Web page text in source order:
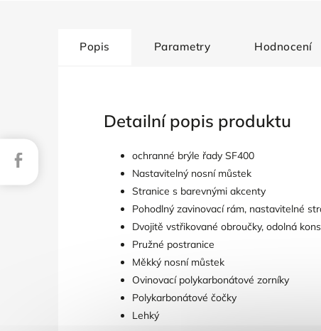
Popis Parametry Hodnocení
Detailní popis produktu
ochranné brýle řady SF400
Nastavitelný nosní můstek
Stranice s barevnými akcenty
Pohodlný zavinovací rám, nastavitelné
Dvojitě vstřikované obroučky, odolná
Pružné postranice
Měkký nosní můstek
Ovinovací polykarbonátové zorníky
Polykarbonátové čočky
Lehký